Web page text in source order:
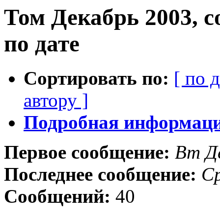
Том Декабрь 2003,
по дате
Сортировать по: [ по
автору ]
Подробная
Первое сообщение: Вт
Последнее сообщение:
Сообщений: 40